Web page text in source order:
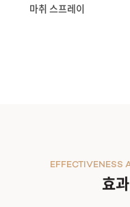
마취 스프레이
효
EFFECTIVENESS